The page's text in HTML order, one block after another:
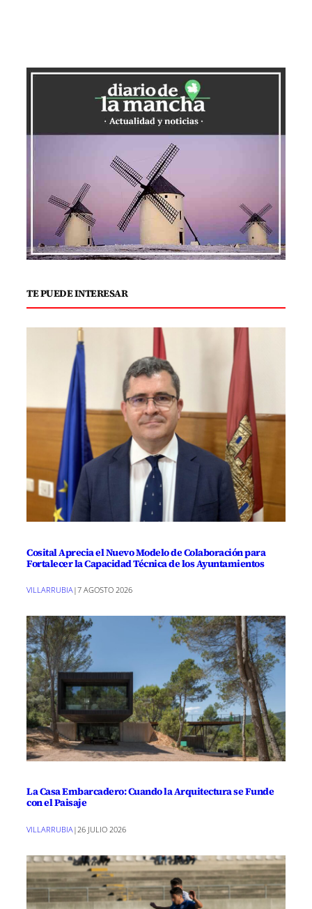
TE PUEDE INTERESAR
Cosital Aprecia el Nuevo Modelo de Colaboración para
Fortalecer la Capacidad Técnica de los Ayuntamientos
VILLARRUBIA|7 AGOSTO 2026
La Casa Embarcadero: Cuando la Arquitectura se Funde
con el Paisaje
VILLARRUBIA|26 JULIO 2026